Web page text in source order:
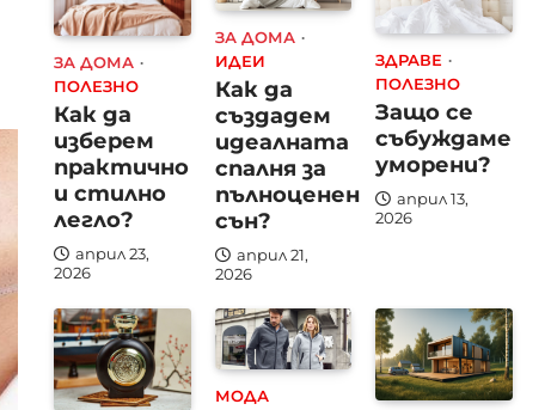
ЗА ДОМА
ПОЛЕЗНО
Как да
изберем
практично
и стилно
легло?
април 23,
2026
ЗА ДОМА
ИДЕИ
Как да
създадем
идеалната
спалня за
пълноценен
сън?
април 21,
2026
ЗДРАВЕ
ПОЛЕЗНО
Защо се
събуждаме
уморени?
април 13,
2026
МОДА